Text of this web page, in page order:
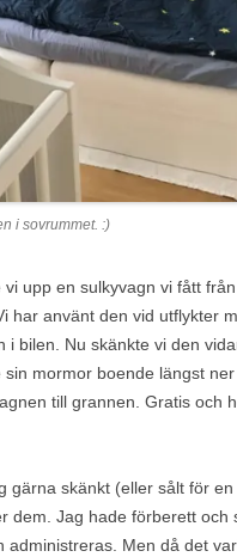
i sovrummet. :)
upp en sulkyvagn vi fått
har använt den vid utflykter
bilen. Nu skänkte vi den
mormor boende längst
till grannen. Gratis och
gärna skänkt (eller sålt för
dem. Jag hade förberett och
Men då det